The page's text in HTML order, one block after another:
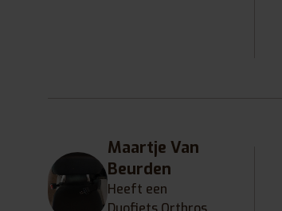
Maartje Van
Beurden
Heeft een